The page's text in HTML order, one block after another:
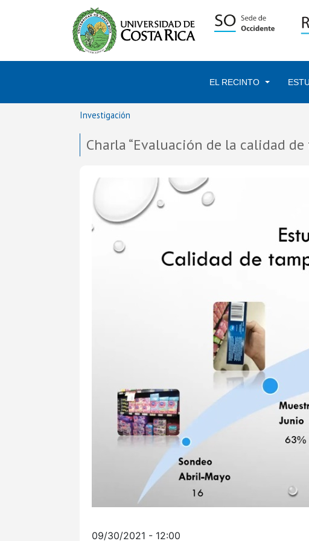
EL RECINTO
Investigación
Charla “Evaluación de la calidad
09/30/2021 - 12:00